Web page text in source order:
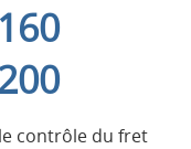
contrôle du fret